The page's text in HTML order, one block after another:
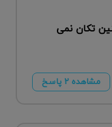
ولی جنین تکان نمی
مشاهده ۲ پاسخ